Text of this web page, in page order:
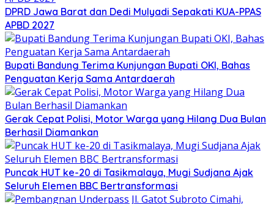
DPRD Jawa Barat dan Dedi Mulyadi Sepakati KUA-PPAS
APBD 2027
Bupati Bandung Terima Kunjungan Bupati OKI, Bahas
Penguatan Kerja Sama Antardaerah
Gerak Cepat Polisi, Motor Warga yang Hilang Dua Bulan
Berhasil Diamankan
Puncak HUT ke-20 di Tasikmalaya, Mugi Sudjana Ajak
Seluruh Elemen BBC Bertransformasi